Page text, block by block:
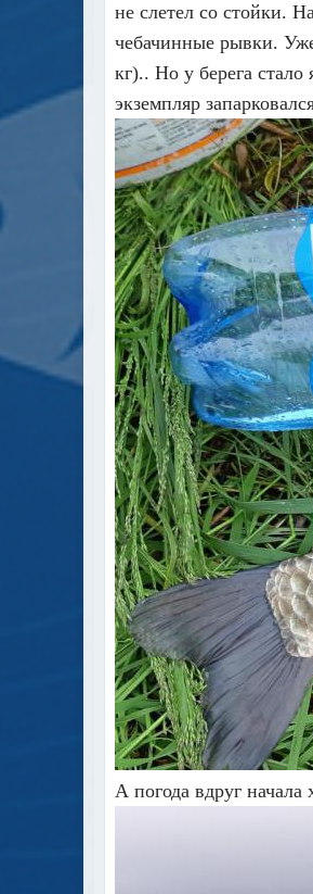
не слетел со стойки.
чебачинные рывки.
кг).. Но у берега
экземпляр
А погода вдруг начала